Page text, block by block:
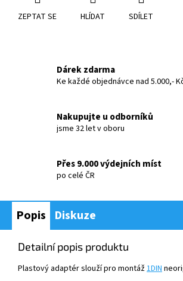
ZEPTAT SE HLÍDAT SDÍLET
Dárek zdarma
Ke každé objednávce nad 5.000,-
Nakupujte u odborníků
jsme 32 let v oboru
Přes 9.000 výdejních míst
po celé ČR
Popis Diskuze
Detailní popis produktu
Plastový adaptér slouží pro montáž1DIN